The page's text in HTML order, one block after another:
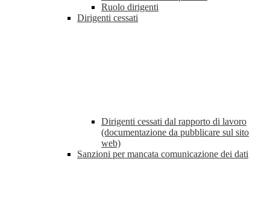
Ruolo dirigenti
Dirigenti cessati
Dirigenti cessati dal rapporto di lavoro
(documentazione da pubblicare sul sito
web)
Sanzioni per mancata comunicazione dei dati